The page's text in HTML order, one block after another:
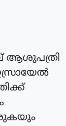
ആശുപത്രി